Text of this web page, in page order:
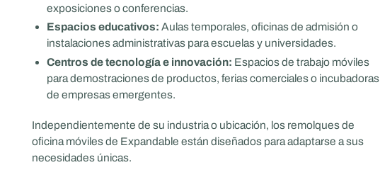
exposiciones o conferencias.
Espacios educativos: Aulas temporales, oficinas de admisión o
instalaciones administrativas para escuelas y universidades.
Centros de tecnología e innovación: Espacios de trabajo móviles
para demostraciones de productos, ferias comerciales o incubadoras
de empresas emergentes.
Independientemente de su industria o ubicación, los remolques de
oficina móviles de Expandable están diseñados para adaptarse a sus
necesidades únicas.